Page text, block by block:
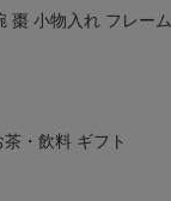
棗 小物入れ フレーム
茶・飲料 ギフト